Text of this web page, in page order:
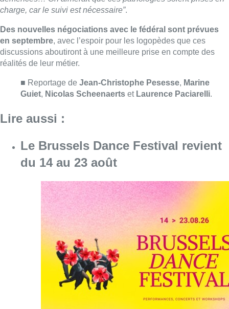
Le Brussels Dance Festival revient
du 14 au 23 août
07 août 2026 Consulter l'article "Le Brussels Dance
Survol de Bruxelles: Berchem-
Sainte-Agathe dépose “une action
judiciaire en cessation
environnementale”